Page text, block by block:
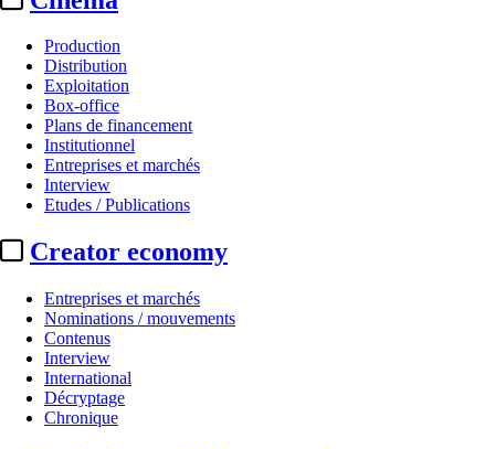
Production
Distribution
Exploitation
Box-office
Plans de financement
Institutionnel
Entreprises et marchés
Interview
Etudes / Publications
Creator economy
Entreprises et marchés
Nominations / mouvements
Contenus
Interview
International
Décryptage
Chronique